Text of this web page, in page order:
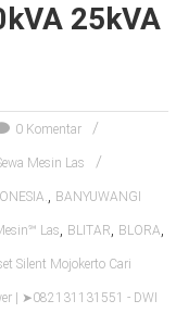
25kVA
0 Komentar
Mesin Las
, BANYUWANGI
Las, BLITAR, BLORA,
Silent Mojokerto Cari
| ➤082131131551 - DWI